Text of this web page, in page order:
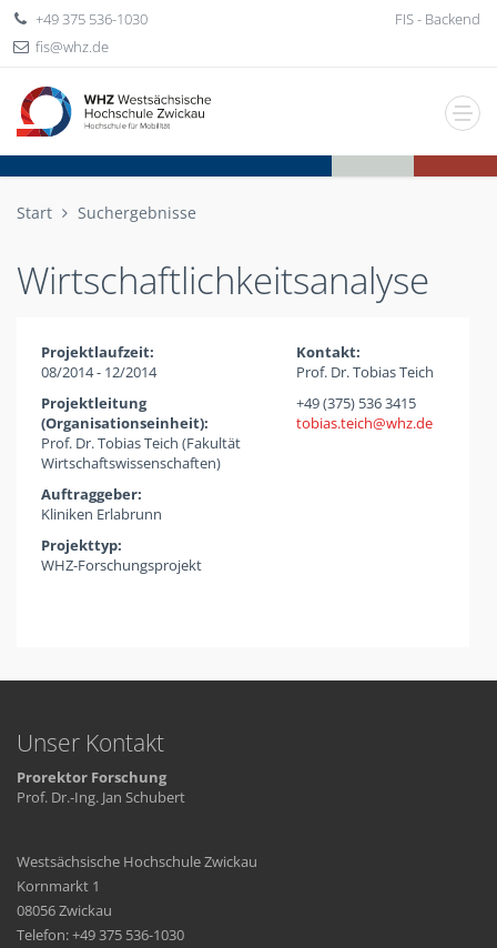
+49 375 536-1030
fis
whzde
FIS - Backend
Start Suchergebnisse
Wirtschaftlichkeitsanalyse
Projektlaufzeit:
08/2014 - 12/2014
Projektleitung
(Organisationseinheit):
Prof. Dr. Tobias Teich (Fakultät
Wirtschaftswissenschaften)
Auftraggeber:
Kliniken Erlabrunn
Projekttyp:
WHZ-Forschungsprojekt
Kontakt:
Prof. Dr. Tobias Teich
+49 (375) 536 3415
tobias.teich
whzde
Unser Kontakt
Prorektor Forschung
Prof. Dr.-Ing. Jan Schubert
Westsächsische Hochschule Zwickau
Kornmarkt 1
08056 Zwickau
Telefon: +49 375 536-1030